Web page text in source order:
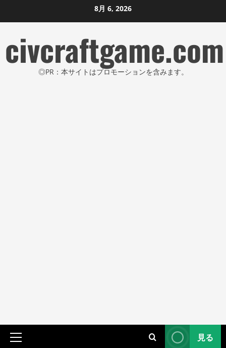
ン
ン
ツ
8月 6, 2026
civcraftgame.com
◎PR：本サイトはプロモーションを含みます。
プ
見る